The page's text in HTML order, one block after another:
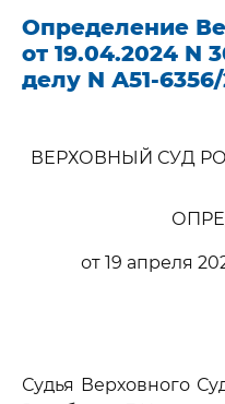
Определение
от 19.04.2024 N
делу N А51-
ВЕРХОВНЫЙ СУД
от 19 апреля
Судья Верховного